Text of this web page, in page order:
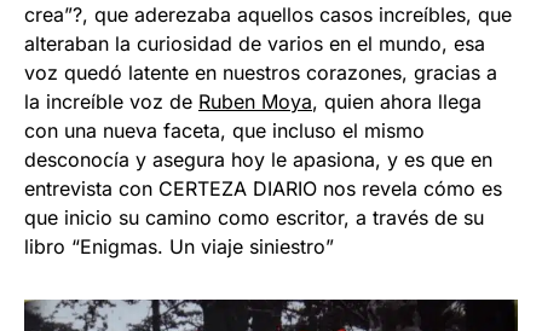
crea”?, que aderezaba aquellos casos increíbles, que
alteraban la curiosidad de varios en el mundo, esa
voz quedó latente en nuestros corazones, gracias a
la increíble voz de Ruben Moya, quien ahora llega
con una nueva faceta, que incluso el mismo
desconocía y asegura hoy le apasiona, y es que en
entrevista con CERTEZA DIARIO nos revela cómo es
que inicio su camino como escritor, a través de su
libro “Enigmas. Un viaje siniestro”